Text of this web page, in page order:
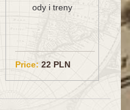
ody i treny
Price: 22 PLN